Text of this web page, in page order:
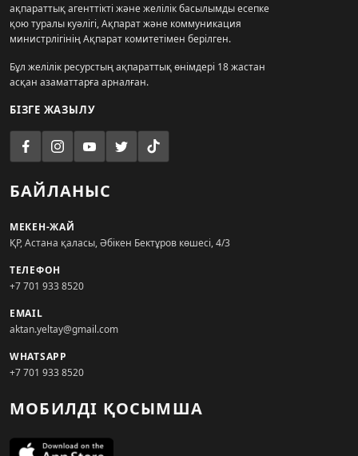
ақпараттық агенттікті және желілік басылымды есепке
қою туралы куәлігі, Ақпарат және коммуникация
министрлігінің Ақпарат комитетімен берілген.
Бұл желілік ресурстың ақпараттық өнімдері 18 жастан
асқан азаматтарға арналған.
БІЗГЕ ЖАЗЫЛУ
БАЙЛАНЫС
МЕКЕН-ЖАЙ
ҚР, Астана қаласы, Әбікен Бектұров көшесі, 4/3
ТЕЛЕФОН
+7 701 933 8520
EMAIL
aktan.yeltay@gmail.com
WHATSAPP
+7 701 933 8520
МОБИЛДІ ҚОСЫМША